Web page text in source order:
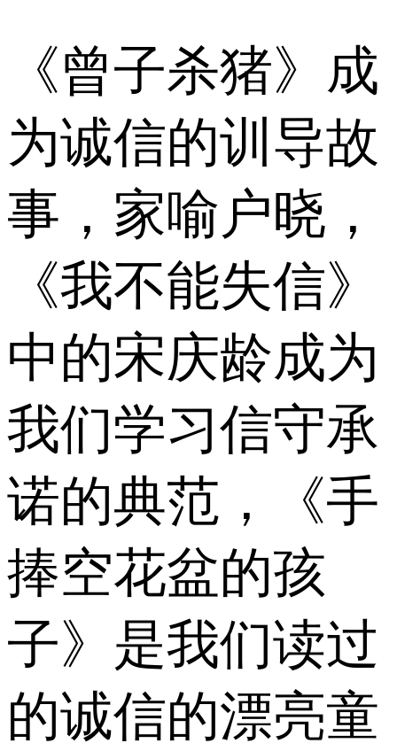
《曾子杀猪》成
为诚信的训导故
事，家喻户晓，
《我不能失信》
中的宋庆龄成为
我们学习信守承
诺的典范，《手
捧空花盆的孩
子》是我们读过
的诚信的漂亮童